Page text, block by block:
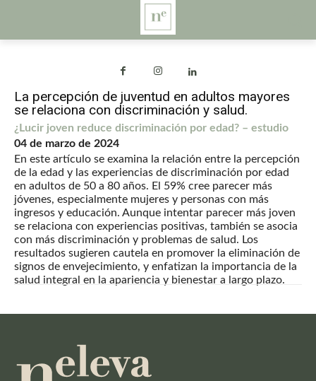
La percepción de juventud en adultos mayores
se relaciona con discriminación y salud.
¿Lucir joven reduce discriminación por edad? – estudio
04 de marzo de 2024
En este artículo se examina la relación entre la percepción
de la edad y las experiencias de discriminación por edad
en adultos de 50 a 80 años. El 59% cree parecer más
jóvenes, especialmente mujeres y personas con más
ingresos y educación. Aunque intentar parecer más joven
se relaciona con experiencias positivas, también se asocia
con más discriminación y problemas de salud. Los
resultados sugieren cautela en promover la eliminación de
signos de envejecimiento, y enfatizan la importancia de la
salud integral en la apariencia y bienestar a largo plazo.